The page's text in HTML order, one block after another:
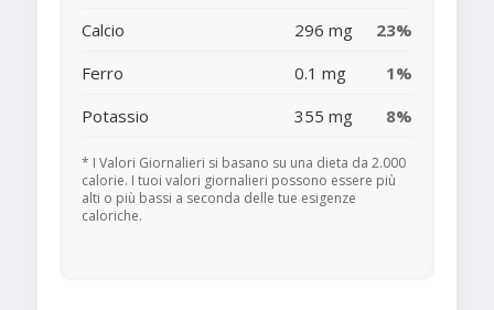
Calcio
296 mg
23%
Ferro
0.1 mg
1%
Potassio
355 mg 8%
* I Valori Giornalieri si basano su una dieta da 2.000
calorie. I tuoi valori giornalieri possono essere più
alti o più bassi a seconda delle tue esigenze
caloriche.